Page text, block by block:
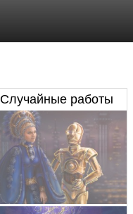
Случайные работы